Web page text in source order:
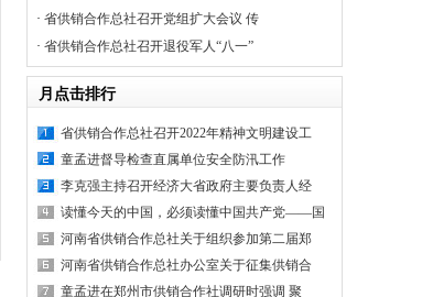
· 省供销合作总社召开党组扩大会议 传
· 省供销合作总社召开退役军人“八一”
月点击排行
省供销合作总社召开2022年精神文明建设工
童孟进督导检查直属单位安全防汛工作
李克强主持召开经济大省政府主要负责人经
读懂今天的中国，必须读懂中国共产党——国
河南省供销合作总社关于组织参加第二届郑
河南省供销合作总社办公室关于征集供销合
童孟进在郑州市供销合作社调研时强调 聚